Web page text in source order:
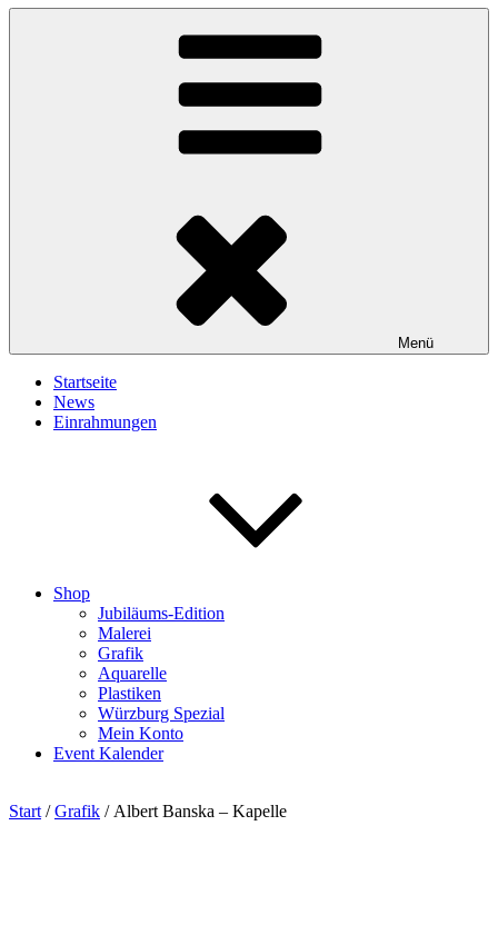
Menü
Startseite
News
Einrahmungen
Shop
Jubiläums-Edition
Malerei
Grafik
Aquarelle
Plastiken
Würzburg Spezial
Mein Konto
Event Kalender
Start /Grafik / Albert Banska – Kapelle